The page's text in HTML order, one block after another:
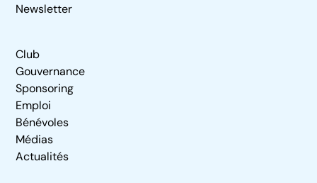
Newsletter
Club
Gouvernance
Sponsoring
Emploi
Bénévoles
Médias
Actualités